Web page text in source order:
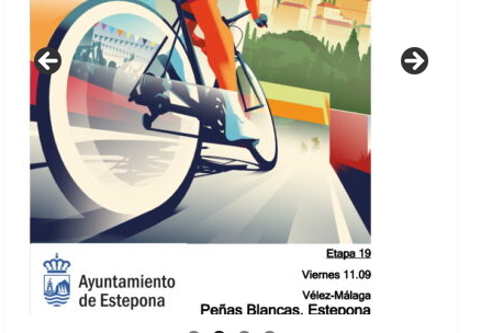
GUIA DE INSTALACIONES DEPORTIVAS